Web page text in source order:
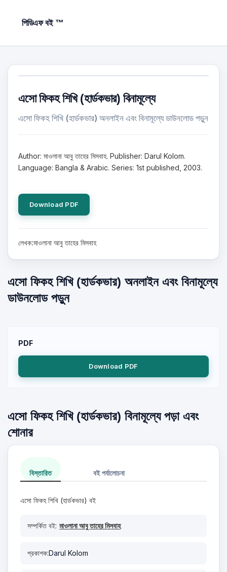
পিডিএফ বই ™
এসো ফিকহ শিখি (হার্ডকভার) বিনামূল্যে
এসো ফিকহ শিখি (হার্ডকভার) অনলাইন এবং বিনামূল্যে ডাউনলোড পড়ুন
Author: মাওলানা আবু তাহের মিসবাহ. Publisher: Darul Kolom.
Language: Bangla & Arabic. Series: 1st published, 2003.
Download PDF
লেখক:মাওলানা আবু তাহের মিসবাহ
এসো ফিকহ শিখি (হার্ডকভার) অনলাইন এবং বিনামূল্যে
ডাউনলোড পড়ুন
PDF
Download PDF
এসো ফিকহ শিখি (হার্ডকভার) বিনামূল্যে পড়া এবং
শোনার
বিস্তারিত বই পর্যালোচনা
এসো ফিকহ শিখি (হার্ডকভার) বই
সম্পর্কিত বই: মাওলানা আবু তাহের মিসবাহ
প্রকাশক:Darul Kolom